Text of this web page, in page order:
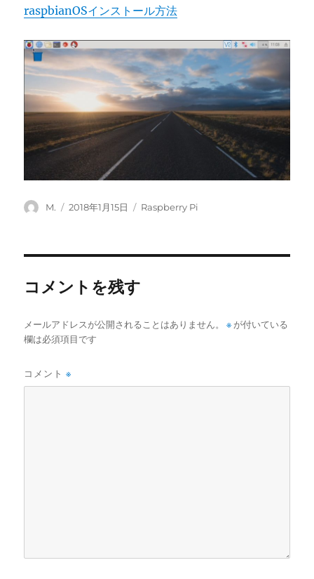
raspbianOSインストール方法
投
M.
投
2018年1月15日
カ
Raspberry Pi
コメントを残す
メールアドレスが公開されることはありません。 ※が付いている
欄は必須項目です
コメント※